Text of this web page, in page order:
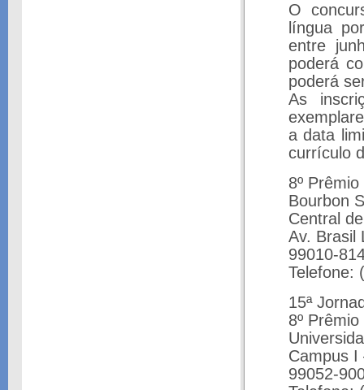
O
língua
entre
poderá
poderá
As
a data
currículo
8º
Bourbon
Central
Av. Brasil
99010-
Telefone:
15ª
8º
Campus I
99052-